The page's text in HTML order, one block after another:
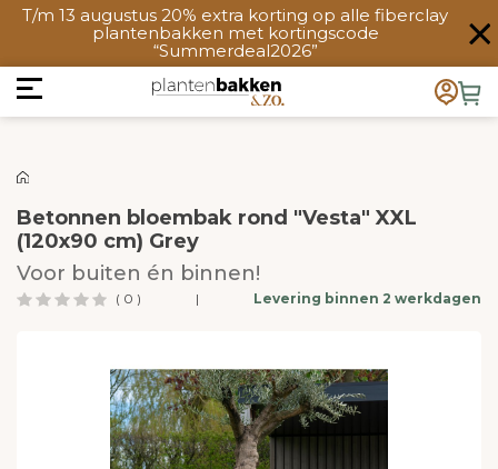
T/m 13 augustus 20% extra korting op alle fiberclay
plantenbakken met kortingscode
“Summerdeal2026”
Betonnen bloembak rond "Vesta" XXL
(120x90 cm) Grey
Voor buiten én binnen!
( 0 ) | Levering binnen 2 werkdagen